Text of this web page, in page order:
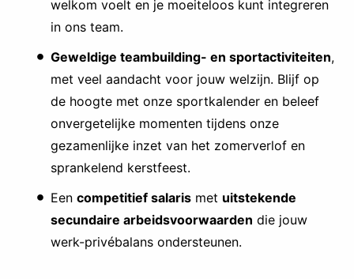
welkom voelt en je moeiteloos kunt integreren
in ons team.
Geweldige teambuilding- en sportactiviteiten,
met veel aandacht voor jouw welzijn. Blijf op
de hoogte met onze sportkalender en beleef
onvergetelijke momenten tijdens onze
gezamenlijke inzet van het zomerverlof en
sprankelend kerstfeest.
Een competitief salaris met uitstekende
secundaire arbeidsvoorwaarden die jouw
werk-privébalans ondersteunen.